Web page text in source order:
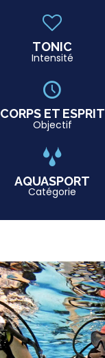
TONIC
Intensité
CORPS ET ESPRIT
Objectif
AQUASPORT
Catégorie